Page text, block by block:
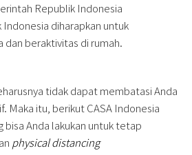
Republik Indonesia
diharapkan untuk
dan beraktivitas di rumah.
tidak dapat membatasi Anda
Maka itu, berikut CASA Indonesia
bisa Anda lakukan untuk tetap
physical distancing